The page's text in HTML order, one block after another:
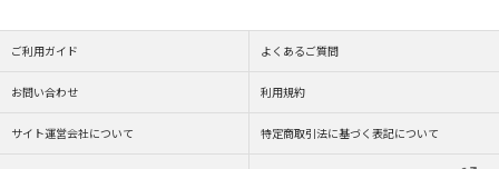
ご利用ガイド よくあるご質問
お問い合わせ 利用規約
サイト運営会社について 特定商取引法に基づく表記について